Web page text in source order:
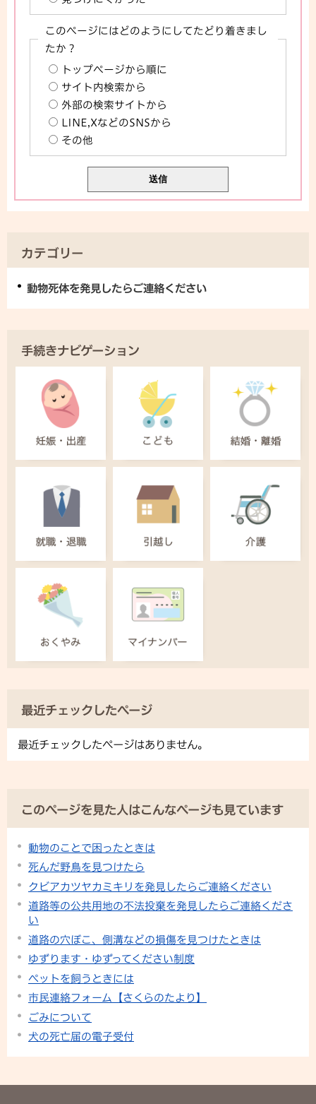
このページにはどのようにしてたどり着きまし
たか？
トップページから順に
サイト内検索から
外部の検索サイトから
LINE,XなどのSNSから
その他
カテゴリー
動物死体を発見したらご連絡ください
手続きナビゲーション
最近チェックしたページ
最近チェックしたページはありません。
このページを見た人はこんなページも見ています
動物のことで困ったときは
死んだ野鳥を見つけたら
クビアカツヤカミキリを発見したらご連絡ください
道路等の公共用地の不法投棄を発見したらご連絡くださ
い
道路の穴ぼこ、側溝などの損傷を見つけたときは
ゆずります・ゆずってください制度
ペットを飼うときには
市民連絡フォーム【さくらのたより】
ごみについて
犬の死亡届の電子受付